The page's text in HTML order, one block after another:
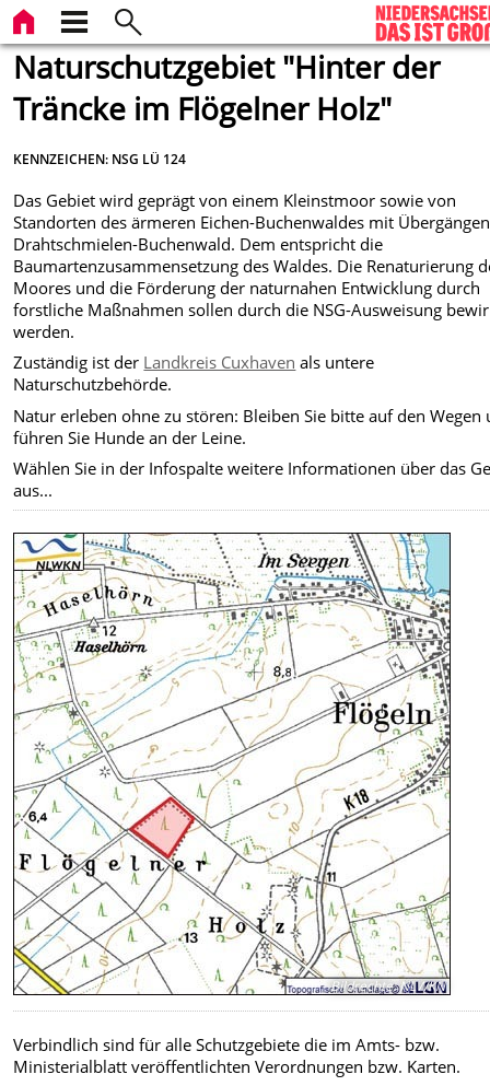
Naturschutzgebiet "Hinter der
Träncke im Flögelner Holz"
KENNZEICHEN: NSG LÜ 124
Das Gebiet wird geprägt von einem Kleinstmoor sowie von
Standorten des ärmeren Eichen-Buchenwaldes mit
Drahtschmielen-Buchenwald. Dem entspricht die
Baumartenzusammensetzung des Waldes. Die Renaturierung
Moores und die Förderung der naturnahen Entwicklung durch
forstliche Maßnahmen sollen durch die NSG-Ausweisung
werden.
Zuständig ist der Landkreis Cuxhaven als untere
Naturschutzbehörde.
Natur erleben ohne zu stören: Bleiben Sie bitte auf den Wegen
führen Sie Hunde an der Leine.
Wählen Sie in der Infospalte weitere Informationen über das
aus...
Bildrechte:NLWKN
Verbindlich sind für alle Schutzgebiete die im Amts- bzw.
Ministerialblatt veröffentlichten Verordnungen bzw. Karten.